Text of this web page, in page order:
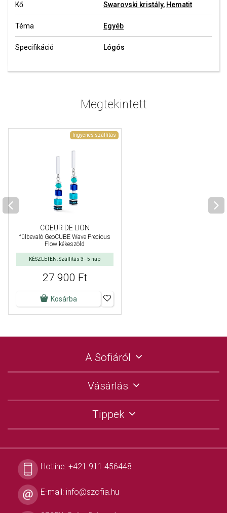
Kő Swarovski kristály, Hematit
Téma Egyéb
Specifikáció Lógós
Megtekintett
Ingyenes szállítás
COEUR DE LION
fülbevaló GeoCUBE Wave Precious
Flow kékeszöld
KÉSZLETEN: Szállítás 3–5 nap
27 900 Ft
Kosárba
A Sofiáról
Vásárlás
Tippek
Hotline: +421 911 456448
E-mail: info@szofia.hu